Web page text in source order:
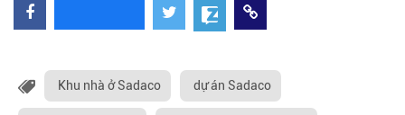
Khu nhà ở Sadaco dự án Sadaco